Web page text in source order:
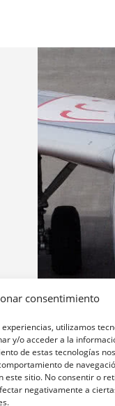
consentimiento
utilizamos
y/o acceder a la
de estas tecnologías
de
este sitio. No consentir o
negativamente a